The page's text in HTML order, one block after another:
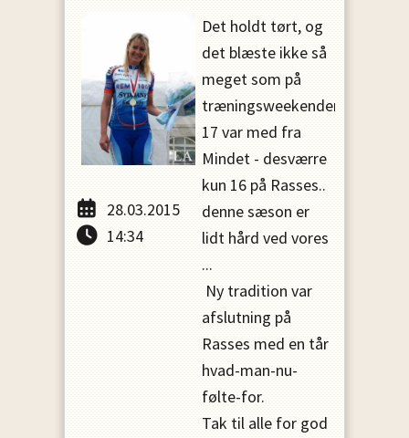
28.03.2015
14:34
Det holdt tørt, og
det blæste ikke så
meget som på
træningsweekenden...
17 var med fra
Mindet - desværre
kun 16 på Rasses..
denne sæson er
lidt hård ved vores
...
Ny tradition var
afslutning på
Rasses med en tår
hvad-man-nu-
følte-for.
Tak til alle for god